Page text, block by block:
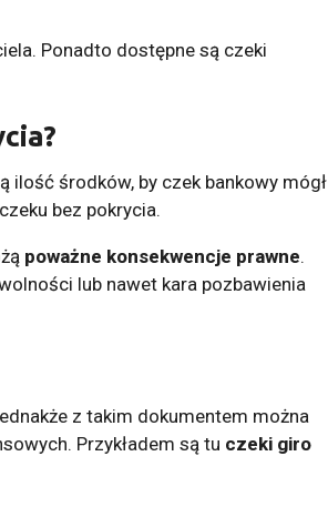
Ponadto dostępne są czeki
ilość środków, by czek bankowy mógł
bez pokrycia.
poważne konsekwencje prawne.
lub nawet kara pozbawienia
z takim dokumentem można
Przykładem są tu czeki giro